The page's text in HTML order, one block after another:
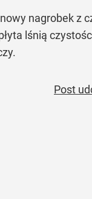
nagrobek z
lśnią
Post